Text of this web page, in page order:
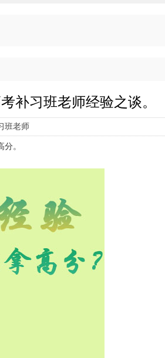
补习班老师经验之谈。
班老师
。